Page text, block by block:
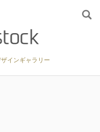
インギャラリー